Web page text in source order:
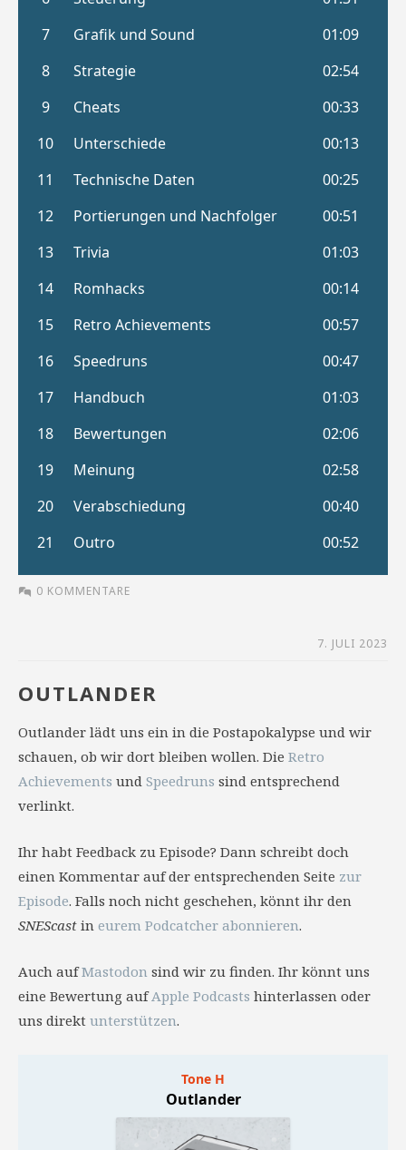
0 KOMMENTARE
7. JULI 2023
OUTLANDER
Outlander lädt uns ein in die Postapokalypse und wir
schauen, ob wir dort bleiben wollen. Die Retro
Achievements und Speedruns sind entsprechend
verlinkt.
Ihr habt Feedback zu Episode? Dann schreibt doch
einen Kommentar auf der entsprechenden Seite zur
Episode. Falls noch nicht geschehen, könnt ihr den
SNEScast in eurem Podcatcher abonnieren.
Auch aufMastodon sind wir zu finden. Ihr könnt uns
eine Bewertung aufApple Podcasts hinterlassen oder
uns direkt unterstützen.